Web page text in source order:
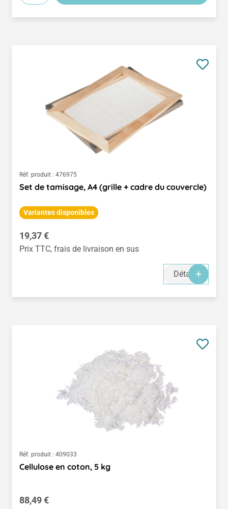
Réf. produit : 476975
Set de tamisage, A4 (grille + cadre du couvercle)
Variantes disponibles
Prix régulier :
19,37 €
Prix TTC, frais de livraison en sus
Détails
Réf. produit : 409033
Cellulose en coton, 5 kg
Prix régulier :
88,49 €